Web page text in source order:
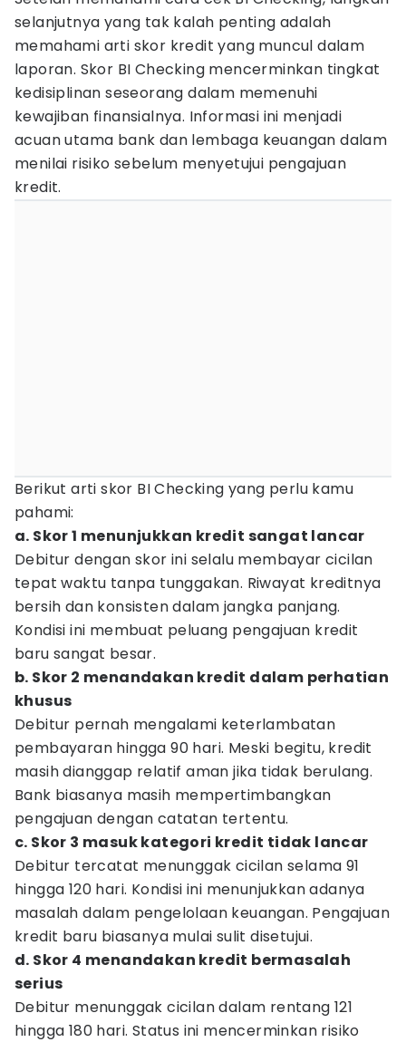
selanjutnya yang tak kalah penting adalah
memahami arti skor kredit yang muncul dalam
laporan. Skor BI Checking mencerminkan tingkat
kedisiplinan seseorang dalam memenuhi
kewajiban finansialnya. Informasi ini menjadi
acuan utama bank dan lembaga keuangan dalam
menilai risiko sebelum menyetujui pengajuan
kredit.
Berikut arti skor BI Checking yang perlu kamu
pahami:
a. Skor 1 menunjukkan kredit sangat lancar
Debitur dengan skor ini selalu membayar cicilan
tepat waktu tanpa tunggakan. Riwayat kreditnya
bersih dan konsisten dalam jangka panjang.
Kondisi ini membuat peluang pengajuan kredit
baru sangat besar.
b. Skor 2 menandakan kredit dalam perhatian
khusus
Debitur pernah mengalami keterlambatan
pembayaran hingga 90 hari. Meski begitu, kredit
masih dianggap relatif aman jika tidak berulang.
Bank biasanya masih mempertimbangkan
pengajuan dengan catatan tertentu.
c. Skor 3 masuk kategori kredit tidak lancar
Debitur tercatat menunggak cicilan selama 91
hingga 120 hari. Kondisi ini menunjukkan adanya
masalah dalam pengelolaan keuangan. Pengajuan
kredit baru biasanya mulai sulit disetujui.
d. Skor 4 menandakan kredit bermasalah
serius
Debitur menunggak cicilan dalam rentang 121
hingga 180 hari. Status ini mencerminkan risiko